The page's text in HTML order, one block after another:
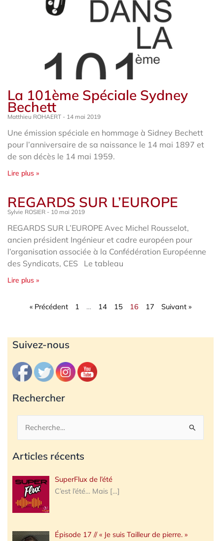
La 101ème Spéciale Sydney
Bechett
Matthieu ROHAERT 14 mai 2019
Une émission spéciale en hommage à Sidney Bechett
pour l’anniversaire de sa naissance le 14 mai 1897 et
de son décès le 14 mai 1959.
Lire plus »
REGARDS SUR L’EUROPE
Sylvie ROSIER 10 mai 2019
REGARDS SUR L’EUROPE Avec Michel Rousselot,
ancien président Ingénieur et cadre européen pour
l’organisation associée à la Confédération Européenne
des Syndicats, CES Le tableau
Lire plus »
« Précédent 1 … 14 15 16 17 Suivant »
Suivez-nous
Rechercher
Rechercher :
Articles récents
SuperFlux de l’été
C’est l’été… Mais […]
Épisode 17 // « Je suis Tailleur de pierre. »
Archives